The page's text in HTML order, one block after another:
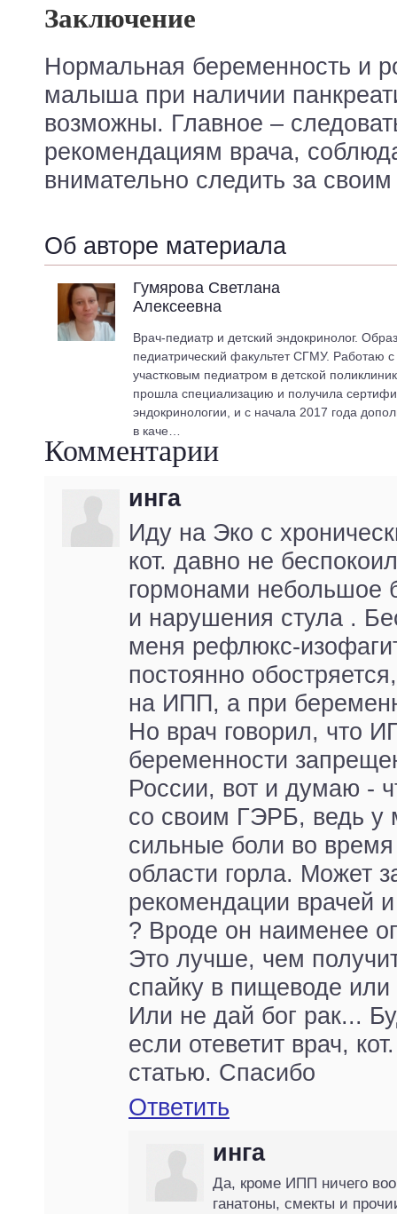
Заключение
Нормальная беременность и
малыша при наличии
возможны. Главное –
рекомендациям врача,
внимательно следить за
Об авторе материала
Гумярова Светлана
Алексеевна
Врач-педиатр и детский эндокринолог.
педиатрический факультет СГМУ. Работаю
участковым педиатром в детской
прошла специализацию и получила
эндокринологии, и с начала 2017 года
в каче…
Комментарии
инга
Иду на Эко с
кот. давно не
гормонами небольшое
и нарушения стула .
меня рефлюкс-
постоянно
на ИПП, а при
Но врач говорил, что
беременности
России, вот и думаю -
со своим ГЭРБ, ведь у
сильные боли во
области горла. Может
рекомендации врачей
? Вроде он наименее
Это лучше, чем
спайку в пищеводе
Или не дай бог рак...
если отеветит врач,
статью. Спасибо
Ответить
инга
Да, кроме ИПП ничего
ганатоны, смекты и